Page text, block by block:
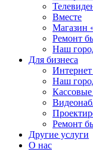
Вместе
Магазин
Ремонт
Наш
Для бизнеса
Интернет
Наш
Ремонт
Другие услуги
О нас